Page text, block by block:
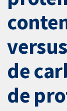
de
de